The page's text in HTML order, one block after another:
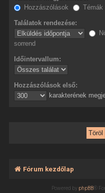
Hozzászólások
Témák
Találatok rendezése:
sorrend
Időintervallum:
Hozzászólások első:
karakterének
Fórum kezdőlap
Powered by phpBB®